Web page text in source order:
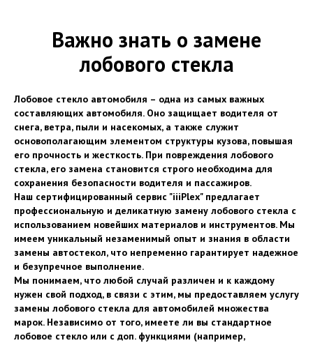
Важно знать о замене
лобового стекла
Лобовое стекло автомобиля – одна из самых важных
составляющих автомобиля. Оно защищает водителя от
снега, ветра, пыли и насекомых, а также служит
основополагающим элементом структуры кузова, повышая
его прочность и жесткость. При повреждения лобового
стекла, его замена становится строго необходима для
сохранения безопасности водителя и пассажиров.
Наш сертифицированный сервис "iiiPlex" предлагает
профессиональную и деликатную замену лобового стекла с
использованием новейших материалов и инструментов. Мы
имеем уникальный незаменимый опыт и знания в области
замены автостекол, что непременно гарантирует надежное
и безупречное выполнение.
Мы понимаем, что любой случай различен и к каждому
нужен свой подход, в связи с этим, мы предоставляем услугу
замены лобового стекла для автомобилей множества
марок. Независимо от того, имеете ли вы стандартное
лобовое стекло или с доп. функциями (например,